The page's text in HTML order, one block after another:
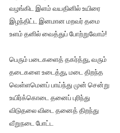
வழங்கிட இளம் வயதினில் உயிரை
இழந்திட்ட இனமான மறவர் தமை
உளம் தனில் வைத்துப் போற்றுவோம்!
பெரும் படைகளைத் தகர்த்து, வரும்
தடைகளை உடைத்து, மடை திறந்த
வெள்ளமெனப் பாய்ந்து முன் சென்று
உயிர்க்கொடை தனைப் புரிந்து
விடுதலை விடை தனைத் திறந்து
வீறுநடை போட்ட